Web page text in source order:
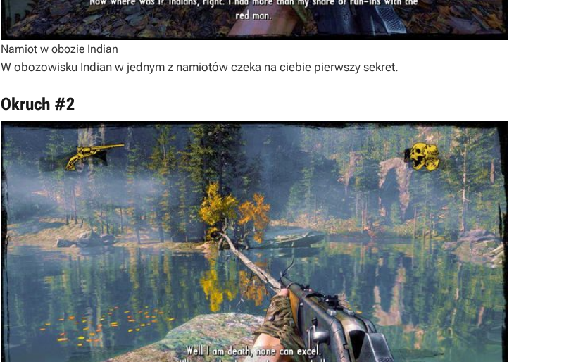
Namiot w obozie Indian
W obozowisku Indian w jednym z namiotów czeka na ciebie pierwszy sekret.
Okruch #2